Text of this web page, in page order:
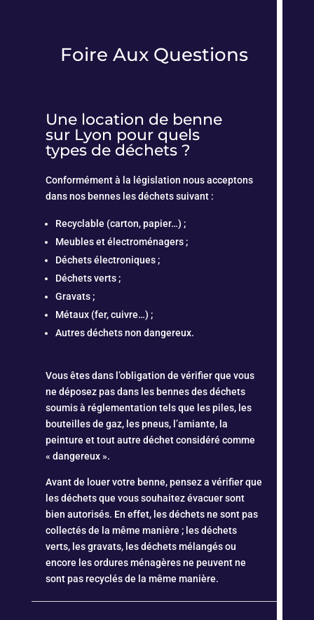
Foire Aux Questions
Une location de benne
sur Lyon pour quels
types de déchets ?
Conformément à la législation nous acceptons
dans nos bennes les déchets suivant :
Recyclable (carton, papier…) ;
Meubles et électroménagers ;
Déchets électroniques ;
Déchets verts ;
Gravats ;
Métaux (fer, cuivre…) ;
Autres déchets non dangereux.
Vous êtes dans l’obligation de vérifier que vous
ne déposez pas dans les bennes des déchets
soumis à réglementation tels que les piles, les
bouteilles de gaz, les pneus, l’amiante, la
peinture et tout autre déchet considéré comme
« dangereux ».
Avant de louer votre benne, pensez a vérifier que
les déchets que vous souhaitez évacuer sont
bien autorisés. En effet, les déchets ne sont pas
collectés de la même manière ; les déchets
verts, les gravats, les déchets mélangés ou
encore les ordures ménagères ne peuvent ne
sont pas recyclés de la même manière.